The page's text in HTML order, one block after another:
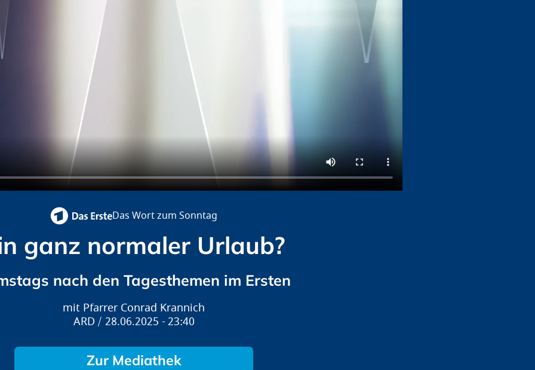
Das Wort zum Sonntag
ganz normaler Urlaub?
nach den Tagesthemen im Ersten
Pfarrer Conrad Krannich
ARD
28.06.2025 23:40
Zur Mediathek